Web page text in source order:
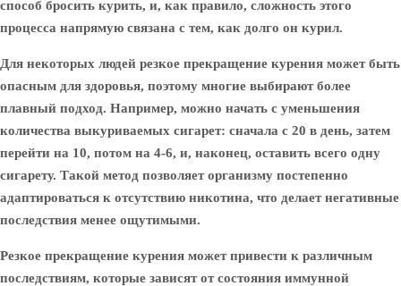
способ бросить курить, и, как правило, сложность этого
процесса напрямую связана с тем, как долго он курил.
Для некоторых людей резкое прекращение курения может быть
опасным для здоровья, поэтому многие выбирают более
плавный подход. Например, можно начать с уменьшения
количества выкуриваемых сигарет: сначала с 20 в день, затем
перейти на 10, потом на 4-6, и, наконец, оставить всего одну
сигарету. Такой метод позволяет организму постепенно
адаптироваться к отсутствию никотина, что делает негативные
последствия менее ощутимыми.
Резкое прекращение курения может привести к различным
последствиям, которые зависят от состояния иммунной